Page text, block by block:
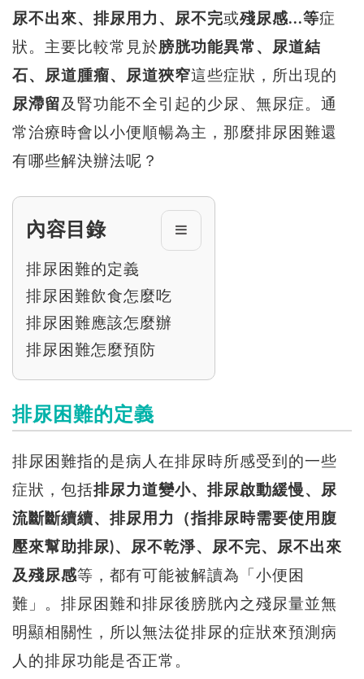
尿不出來、排尿用力、尿不完或殘尿感...等症
狀。主要比較常見於膀胱功能異常、尿道結
石、尿道腫瘤、尿道狹窄這些症狀，所出現的
尿滯留及腎功能不全引起的少尿、無尿症。通
常治療時會以小便順暢為主，那麼排尿困難還
有哪些解決辦法呢？
內容目錄
排尿困難的定義
排尿困難飲食怎麼吃
排尿困難應該怎麼辦
排尿困難怎麼預防
排尿困難的定義
排尿困難指的是病人在排尿時所感受到的一些
症狀，包括排尿力道變小、排尿啟動緩慢、尿
流斷斷續續、排尿用力（指排尿時需要使用腹
壓來幫助排尿)、尿不乾淨、尿不完、尿不出來
及殘尿感等，都有可能被解讀為「小便困
難」。排尿困難和排尿後膀胱內之殘尿量並無
明顯相關性，所以無法從排尿的症狀來預測病
人的排尿功能是否正常。